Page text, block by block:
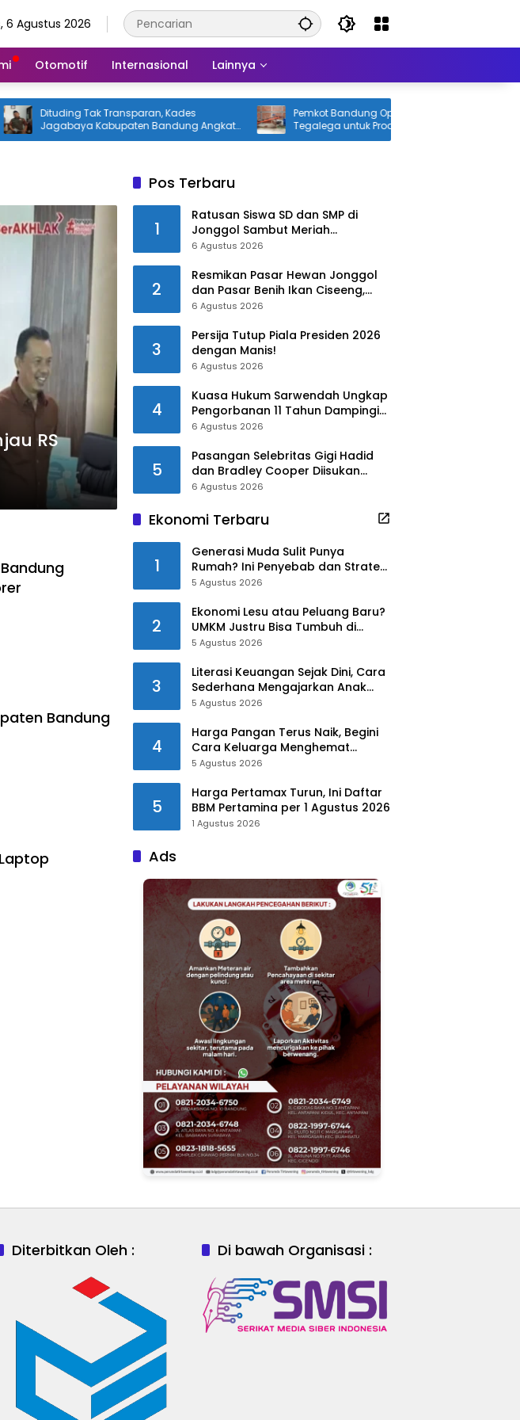
6 Agustus 2026
Otomotif Internasional Lainnya
Dituding Tak Transparan, Kades
Jagabaya Kabupaten Bandung Angkat
Pemkot Bandung Optimalkan TPST
Tegalega untuk Produksi Briket
RS
Bandung
Pos Terbaru
1
Ratusan Siswa SD dan SMP di
Jonggol Sambut Meriah
Kedatangan Bupati dan Wabup
6 Agustus 2026
2
Resmikan Pasar Hewan Jonggol
dan Pasar Benih Ikan Ciseeng,
Begini Kata Rudy-Jaro!!
6 Agustus 2026
3
Persija Tutup Piala Presiden 2026
dengan Manis!
6 Agustus 2026
4
Kuasa Hukum Sarwendah Ungkap
Pengorbanan 11 Tahun Dampingi
Ruben Onsu Saat Sakit
6 Agustus 2026
5
Pasangan Selebritas Gigi Hadid
dan Bradley Cooper Diisukan
Menikah di Paris
6 Agustus 2026
Ekonomi Terbaru
1
Generasi Muda Sulit Punya
Rumah? Ini Penyebab dan Strategi
Mengatasinya
5 Agustus 2026
2
Ekonomi Lesu atau Peluang Baru?
UMKM Justru Bisa Tumbuh di
Tengah Ketidakpastian
5 Agustus 2026
3
Literasi Keuangan Sejak Dini, Cara
Sederhana Mengajarkan Anak
Mengelola Uang
5 Agustus 2026
4
Harga Pangan Terus Naik, Begini
Cara Keluarga Menghemat
Belanja
5 Agustus 2026
5
Harga Pertamax Turun, Ini Daftar
BBM Pertamina per 1 Agustus 2026
1 Agustus 2026
Ads
Diterbitkan Oleh : Di bawah Organisasi :